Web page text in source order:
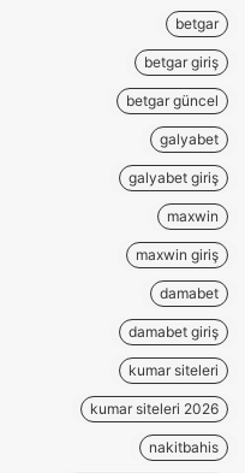
betgar
betgar giriş
betgar güncel
galyabet
galyabet giriş
maxwin
maxwin giriş
damabet
damabet giriş
kumar siteleri
kumar siteleri 2026
nakitbahis